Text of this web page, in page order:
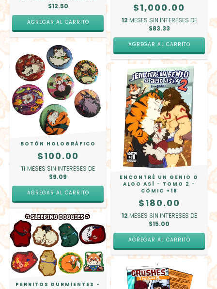
$12.50
AGREGAR AL CARRITO
$1,000.00
12 MESES SIN INTERESES DE
$83.33
AGREGAR AL CARRITO
BOTÓN HOLOGRÁFICO
$100.00
11 MESES SIN INTERESES DE
$9.09
AGREGAR AL CARRITO
ENCONTRÉ UN GENIO O
ALGO ASÍ - TOMO 2 -
CÓMIC +18
$180.00
12 MESES SIN INTERESES DE
$15.00
PERRITOS DURMIENTES -